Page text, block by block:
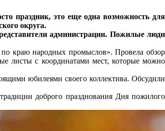
праздник, это еще одна возможность для
округа.
администрации. Пожилые люди
краю народных промыслов». Провела обзор
листы с координатами мест, которые можно
юбилеями своего коллектива. Обсудили
доброго празднования Дня пожилого